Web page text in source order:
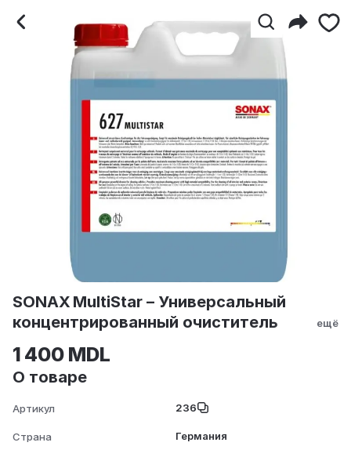
SONAX MultiStar –
SONAX MultiStar – Универсальный
концентрированный очиститель
ещё
1 400 MDL
О товаре
Артикул 236
Страна Германия